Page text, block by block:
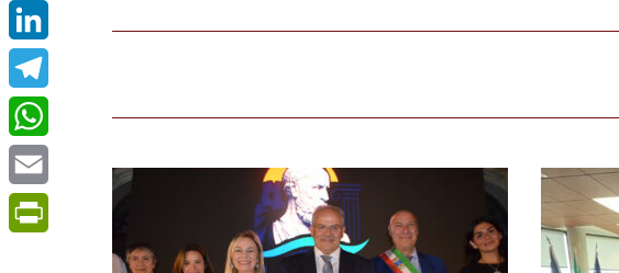
Twitter
LinkedIn
Telegram
WhatsApp
Email